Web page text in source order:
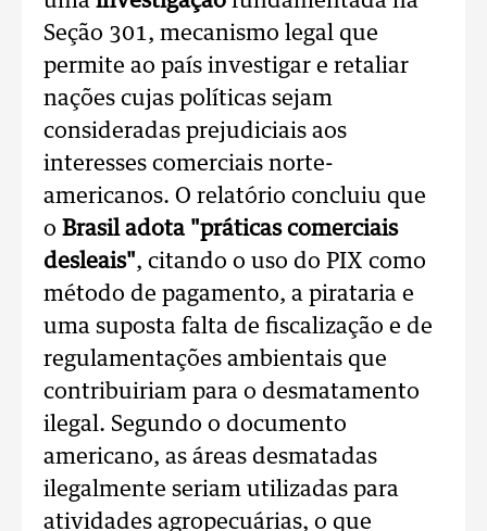
Seção 301, mecanismo legal que
permite ao país investigar e retaliar
nações cujas políticas sejam
consideradas prejudiciais aos
interesses comerciais norte-
americanos. O relatório concluiu que
o Brasil adota "práticas comerciais
desleais", citando o uso do PIX como
método de pagamento, a pirataria e
uma suposta falta de fiscalização e de
regulamentações ambientais que
contribuiriam para o desmatamento
ilegal. Segundo o documento
americano, as áreas desmatadas
ilegalmente seriam utilizadas para
atividades agropecuárias, o que